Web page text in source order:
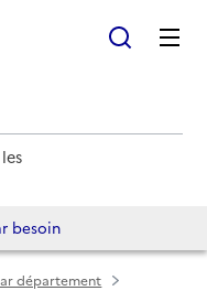
besoin
département